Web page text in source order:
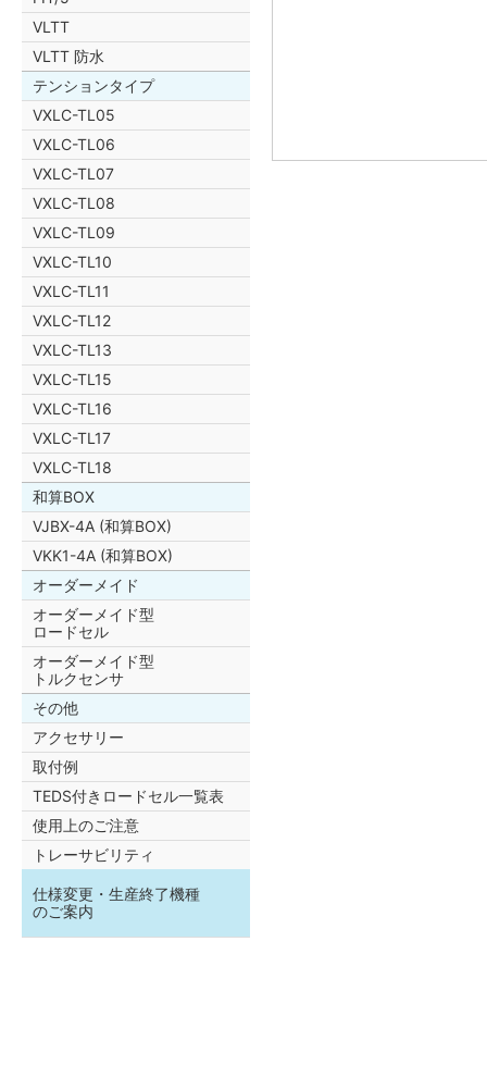
VLTT
VLTT 防水
テンションタイプ
VXLC-TL05
VXLC-TL06
VXLC-TL07
VXLC-TL08
VXLC-TL09
VXLC-TL10
VXLC-TL11
VXLC-TL12
VXLC-TL13
VXLC-TL15
VXLC-TL16
VXLC-TL17
VXLC-TL18
和算BOX
VJBX-4A (和算BOX)
VKK1-4A (和算BOX)
オーダーメイド
オーダーメイド型
ロードセル
オーダーメイド型
トルクセンサ
その他
アクセサリー
取付例
TEDS付きロードセル一覧表
使用上のご注意
トレーサビリティ
仕様変更・生産終了機種
のご案内